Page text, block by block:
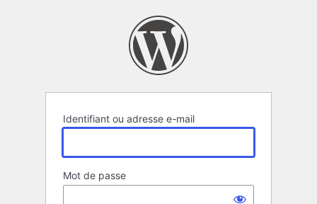
Identifiant ou adresse e-mail
Mot de passe